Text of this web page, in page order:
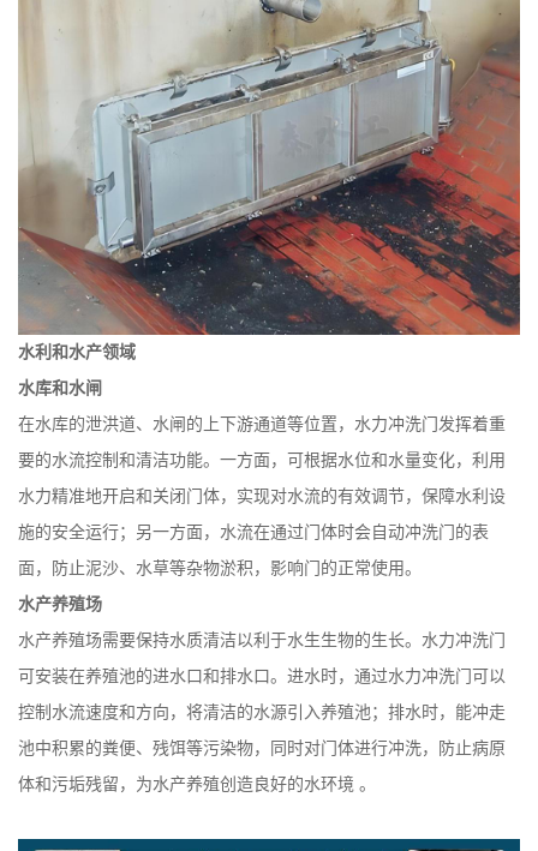
水利和水产领域
水库和水闸
在水库的泄洪道、水闸的上下游通道等位置，水力冲洗门发挥着重
要的水流控制和清洁功能。一方面，可根据水位和水量变化，利用
水力精准地开启和关闭门体，实现对水流的有效调节，保障水利设
施的安全运行；另一方面，水流在通过门体时会自动冲洗门的表
面，防止泥沙、水草等杂物淤积，影响门的正常使用。
水产养殖场
水产养殖场需要保持水质清洁以利于水生生物的生长。水力冲洗门
可安装在养殖池的进水口和排水口。进水时，通过水力冲洗门可以
控制水流速度和方向，将清洁的水源引入养殖池；排水时，能冲走
池中积累的粪便、残饵等污染物，同时对门体进行冲洗，防止病原
体和污垢残留，为水产养殖创造良好的水环境 。